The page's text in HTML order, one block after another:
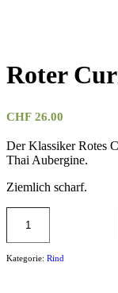
Roter
CHF 26.00
Der Klassiker Rotes
Thai Aubergine.
Ziemlich scharf.
Kategorie: Rind